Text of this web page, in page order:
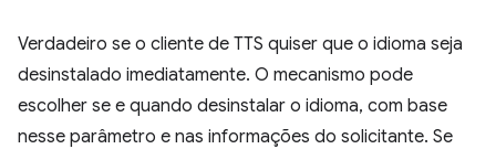
Verdadeiro se o cliente de TTS quiser que o idioma seja
desinstalado imediatamente. O mecanismo pode
escolher se e quando desinstalar o idioma, com base
nesse parâmetro e nas informações do solicitante. Se